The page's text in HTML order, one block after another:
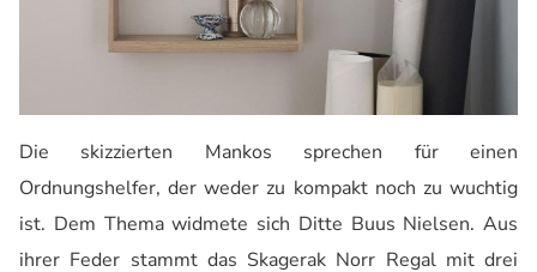
Die skizzierten Mankos sprechen für einen
Ordnungshelfer, der weder zu kompakt noch zu wuchtig
ist. Dem Thema widmete sich Ditte Buus Nielsen. Aus
ihrer Feder stammt das Skagerak Norr Regal mit drei